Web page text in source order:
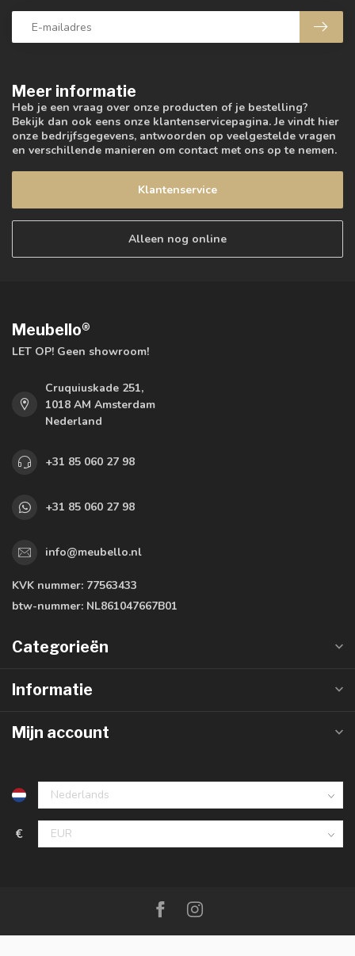
Meer informatie
Heb je een vraag over onze producten of je bestelling?
Bekijk dan ook eens onze klantenservicepagina. Je vindt hier
onze bedrijfsgegevens, antwoorden op veelgestelde vragen
en verschillende manieren om contact met ons op te nemen.
Klantenservice
Alleen nog online
Meubello®
LET OP! Geen showroom!
Cruquiuskade 251,
1018 AM Amsterdam
Nederland
+31 85 060 27 98
+31 85 060 27 98
info@meubello.nl
KVK nummer: 77563433
btw-nummer: NL861047667B01
Categorieën
Informatie
Mijn account
€